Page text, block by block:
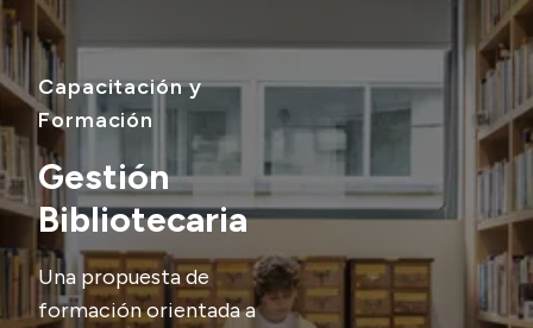
Autoridades
Alumnos
Docentes y Capacitadores
Delegaciones
Normativa
Accesos directos
SIU GUARANÍ
Capacitación y
Formación
Gestión
Bibliotecaria
Una propuesta de
formación orientada a